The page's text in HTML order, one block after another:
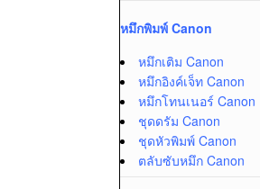
หมึกพิมพ์ Canon
หมึกเติม Canon
หมึกอิงค์เจ็ท Canon
หมึกโทนเนอร์ Canon
ชุดดรัม Canon
ชุดหัวพิมพ์ Canon
ตลับซับหมึก Canon